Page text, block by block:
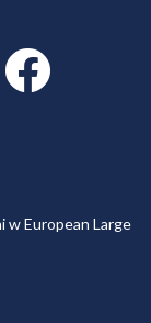
Facebook link
w European Large